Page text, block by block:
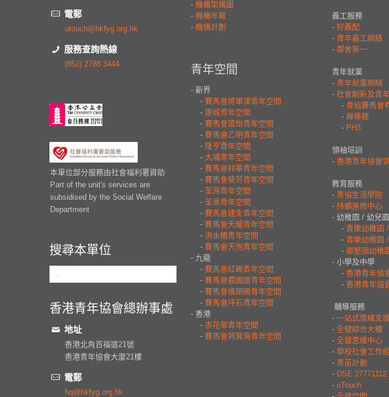
電郵
utouch@hkfyg.org.hk
服務查詢熱線
(852) 2788 3444
本單位部分服務由社會福利署資助
Part of the unit's services are
subsidised by the Social Welfare
Department
搜尋本單位
香港青年協會總辦事處
地址
香港北角百福道21號
香港青年協會大廈21樓
電郵
hq@hkfyg.org.hk